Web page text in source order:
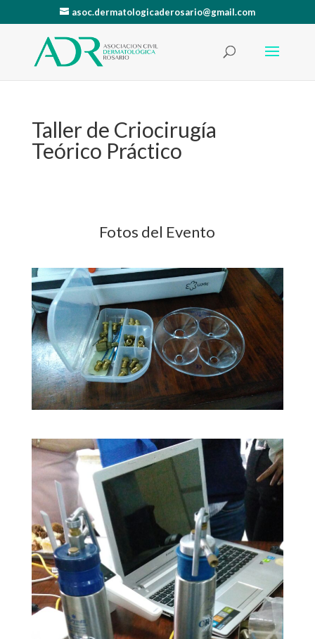
asoc.dermatologicaderosario@gmail.com
Taller de Criocirugía
Teórico Práctico
Fotos del Evento